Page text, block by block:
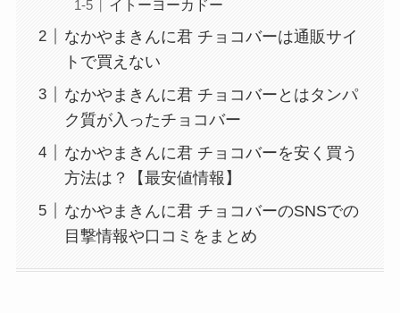
イトーヨーカドー
なかやまきんに君 チョコバーは通販サイ
トで買えない
なかやまきんに君 チョコバーとはタンパ
ク質が入ったチョコバー
なかやまきんに君 チョコバーを安く買う
方法は？【最安値情報】
なかやまきんに君 チョコバーのSNSでの
目撃情報や口コミをまとめ